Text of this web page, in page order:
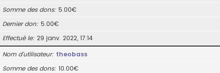
Somme des dons 5.00€
Dernier don 5.00€
Effectué le 29 janv. 2022, 17:14
Nom d’utilisateur theobass
Somme des dons 10.00€